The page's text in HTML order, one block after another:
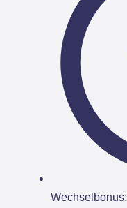
Wechselbonus: